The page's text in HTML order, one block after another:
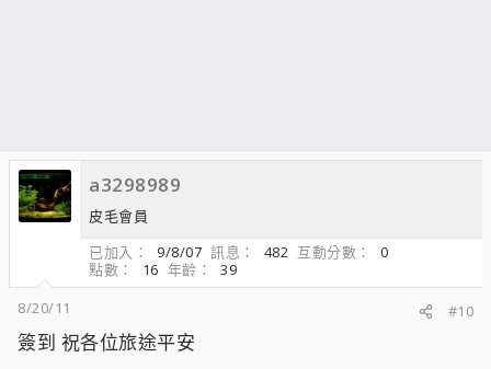
a3298989
皮毛會員
已加入
9/8/07 訊息 482 互動分數
0
點數
16 年齡
39
8/20/11
#10
簽到 祝各位旅途平安